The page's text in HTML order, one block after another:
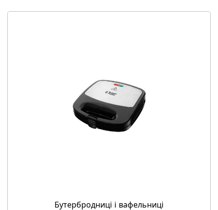
Бутербродниці і вафельниці